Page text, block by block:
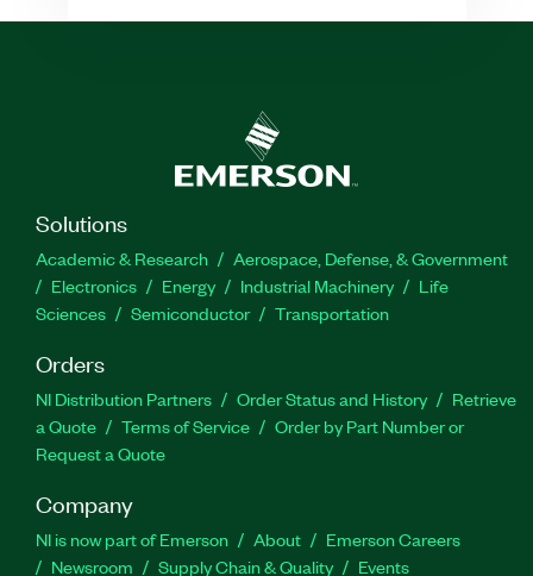
Solutions
Academic & Research
Aerospace, Defense, & Government
Electronics
Energy Industrial Machinery
Life
Sciences
Semiconductor Transportation
Orders
NI Distribution Partners Order Status and History
Retrieve
a Quote
Terms of Service
Order by Part Number or
Request a Quote
Company
NI is now part of Emerson About
Emerson Careers
Newsroom
Supply Chain & Quality Events